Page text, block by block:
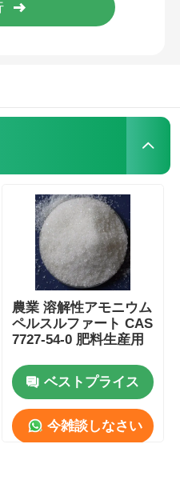
農業 溶解性アモニウム
ペルスルファート CAS
7727-54-0 肥料生産用
ベストプライス
今雑談しなさい